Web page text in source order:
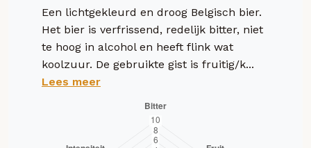
Een lichtgekleurd en droog Belgisch bier.
Het bier is verfrissend, redelijk bitter, niet
te hoog in alcohol en heeft flink wat
koolzuur. De gebruikte gist is fruitig/k...
Lees meer